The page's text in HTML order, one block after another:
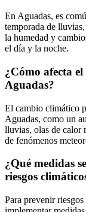
En Aguadas, es
temporada de
la humedad y
el día y la noche.
¿Cómo afecta
Aguadas?
El cambio climático
Aguadas, como un
lluvias, olas de calor
de fenómenos
¿Qué medidas
riesgos
Para prevenir